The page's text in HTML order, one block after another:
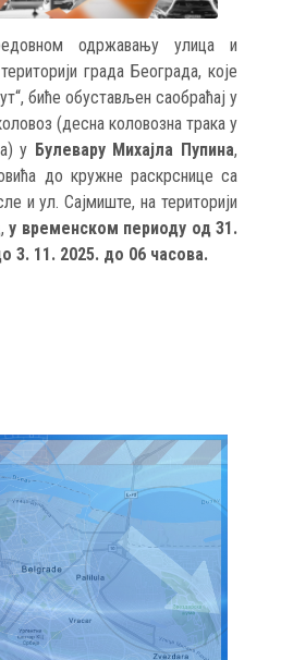
одржавању улица и
града Београда, које
биће обустављен саобраћај у
(десна коловозна трака у
у Булевару Михајла Пупина,
до кружне раскрснице са
и ул. Сајмиште, на територији
у временском периоду од 31.
3. 11. 2025. до 06 часова.